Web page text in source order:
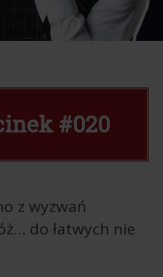
#020
z wyzwań
do łatwych nie